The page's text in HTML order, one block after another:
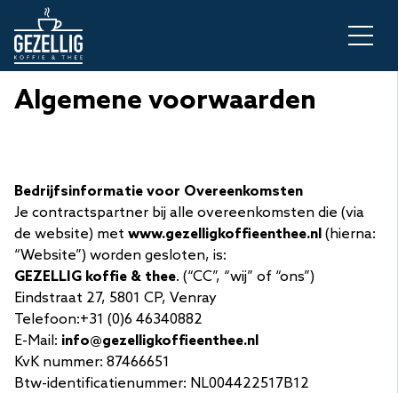
Algemene voorwaarden
Bedrijfsinformatie voor Overeenkomsten
Je contractspartner bij alle overeenkomsten die (via
de website) met www.gezelligkoffieenthee.nl (hierna:
“Website”) worden gesloten, is:
GEZELLIG koffie & thee. (“CC”, “wij” of “ons”)
Eindstraat 27, 5801 CP, Venray
Telefoon:+31 (0)6 46340882
E-Mail: info@gezelligkoffieenthee.nl
KvK nummer: 87466651
Btw-identificatienummer: NL004422517B12